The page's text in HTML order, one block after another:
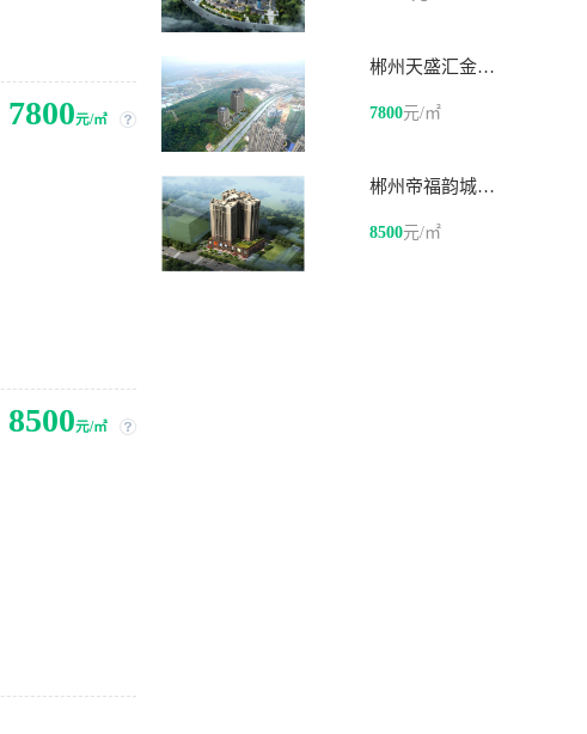
7800元/㎡
8500元/㎡
郴州天盛汇金时代
7800元/㎡
郴州帝福韵城市之心
8500元/㎡